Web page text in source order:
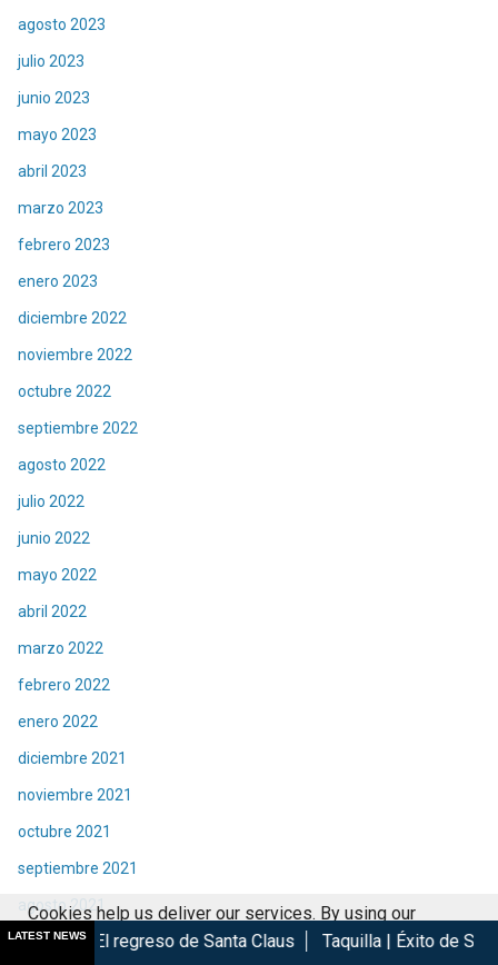
agosto 2023
julio 2023
junio 2023
mayo 2023
abril 2023
marzo 2023
febrero 2023
enero 2023
diciembre 2022
noviembre 2022
octubre 2022
septiembre 2022
agosto 2022
julio 2022
junio 2022
mayo 2022
abril 2022
marzo 2022
febrero 2022
enero 2022
diciembre 2021
noviembre 2021
octubre 2021
septiembre 2021
agosto 2021
julio 2021
LATEST NEWS
de Santa Claus Taquilla | Éxito de Spider-Man Brand
Cookies help us deliver our services. By using our
services, you agree to our use of cookies.
Got it